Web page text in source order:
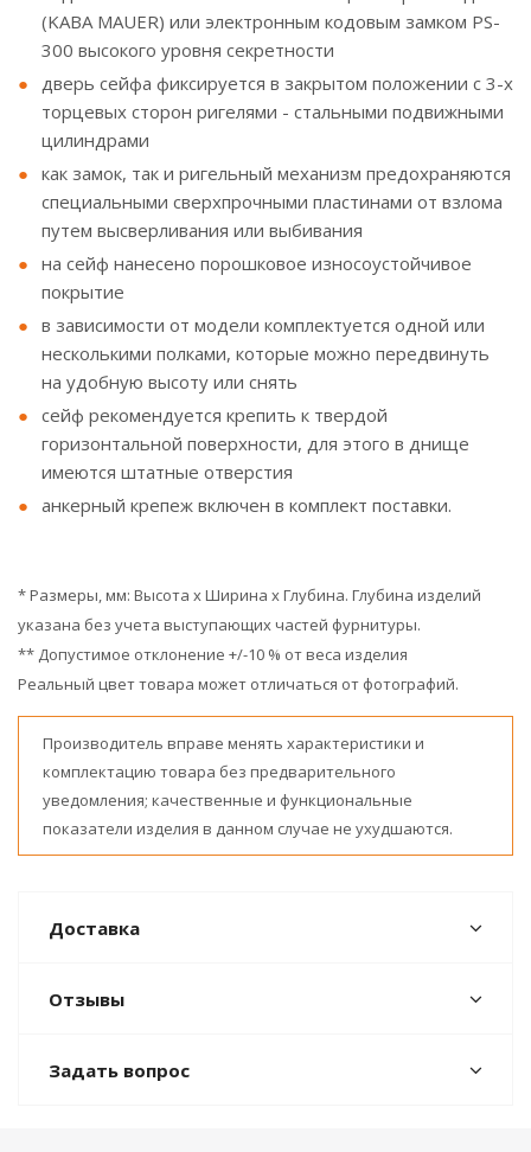
(KABA MAUER) или электронным кодовым замком PS-
300 высокого уровня секретности
дверь сейфа фиксируется в закрытом положении с 3-х
торцевых сторон ригелями - стальными подвижными
цилиндрами
как замок, так и ригельный механизм предохраняются
специальными сверхпрочными пластинами от взлома
путем высверливания или выбивания
на сейф нанесено порошковое износоустойчивое
покрытие
в зависимости от модели комплектуется одной или
несколькими полками, которые можно передвинуть
на удобную высоту или снять
сейф рекомендуется крепить к твердой
горизонтальной поверхности, для этого в днище
имеются штатные отверстия
анкерный крепеж включен в комплект поставки.
* Размеры, мм: Высота x Ширина x Глубина. Глубина изделий
указана без учета выступающих частей фурнитуры.
** Допустимое отклонение +/-10 % от веса изделия
Реальный цвет товара может отличаться от фотографий.
Производитель вправе менять характеристики и
комплектацию товара без предварительного
уведомления; качественные и функциональные
показатели изделия в данном случае не ухудшаются.
Доставка
Отзывы
Задать вопрос